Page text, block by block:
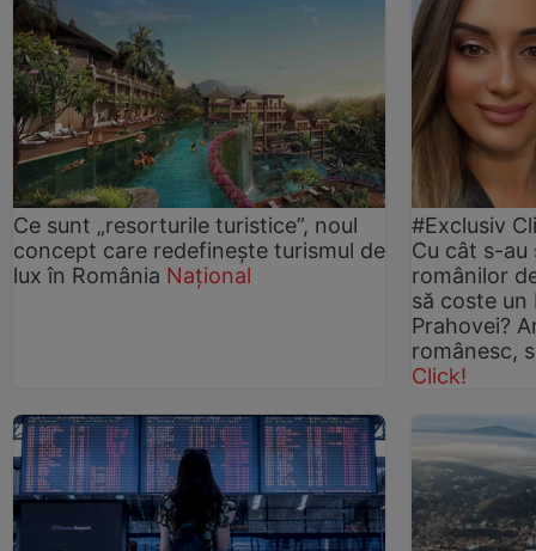
Ce sunt „resorturile turistice”, noul
concept care redefinește turismul de
lux în România Național
#Exclusiv
Cu cât s-
românilor
să coste un
Prahovei?
românesc,
Click!